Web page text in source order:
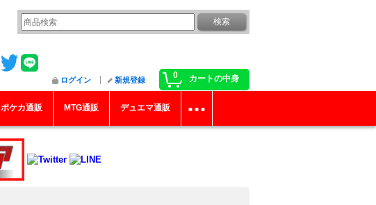
0 カートの中身
ログイン 新規登録
ポケカ通販 MTG通販 デュエマ通販